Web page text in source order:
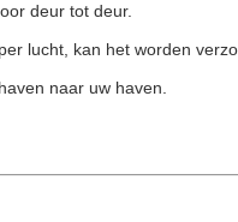
deur tot deur.
lucht, kan het worden
naar uw haven.